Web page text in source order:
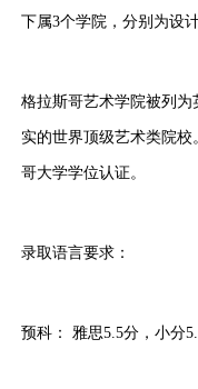
下属3个学院，分别为设
格拉斯哥艺术学院被列
实的世界顶级艺术类院
哥大学学位认证。
录取语言要求：
预科： 雅思5.5分，小分